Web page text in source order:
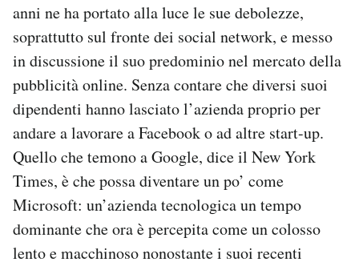
anni ne ha portato alla luce le sue debolezze,
soprattutto sul fronte dei social network, e messo
in discussione il suo predominio nel mercato della
pubblicità online. Senza contare che diversi suoi
dipendenti hanno lasciato l’azienda proprio per
andare a lavorare a Facebook o ad altre start-up.
Quello che temono a Google, dice il New York
Times, è che possa diventare un po’ come
Microsoft: un’azienda tecnologica un tempo
dominante che ora è percepita come un colosso
lento e macchinoso nonostante i suoi recenti